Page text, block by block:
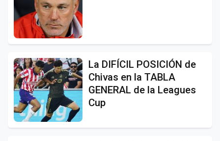
La DIFÍCIL POSICIÓN de
Chivas en la TABLA
GENERAL de la Leagues
Cup